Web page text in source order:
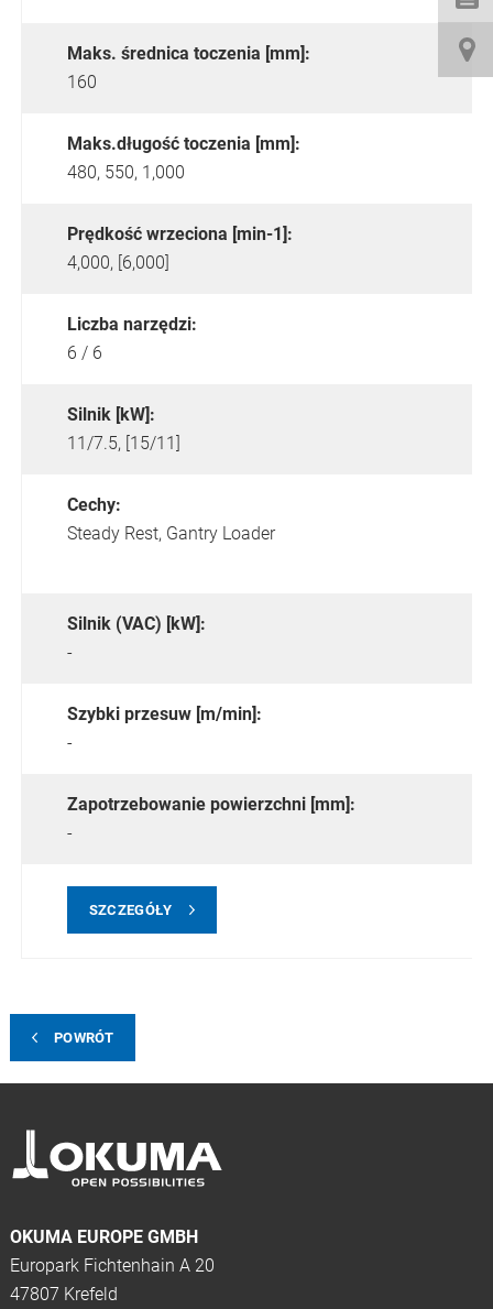
Maks. średnica toczenia [mm]:
160
Maks.długość toczenia [mm]:
480, 550, 1,000
Prędkość wrzeciona [min-1]:
4,000, [6,000]
Liczba narzędzi:
6 / 6
Silnik [kW]:
11/7.5, [15/11]
Cechy:
Steady Rest, Gantry Loader
Silnik (VAC) [kW]:
-
Szybki przesuw [m/min]:
-
Zapotrzebowanie powierzchni [mm]:
-
SZCZEGÓŁY
POWRÓT
OKUMA EUROPE GMBH
Europark Fichtenhain A 20
47807 Krefeld